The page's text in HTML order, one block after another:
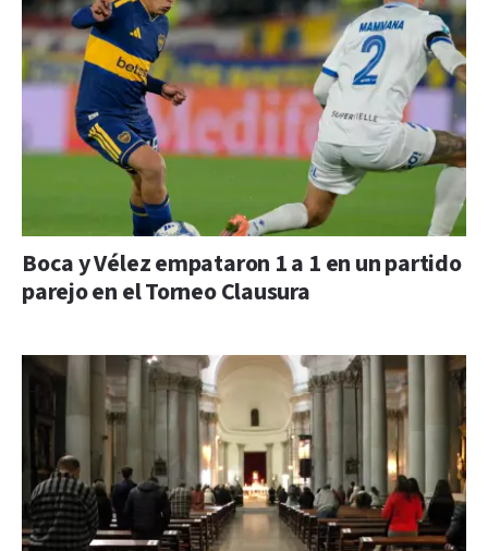
Boca y Vélez empataron 1 a 1 en un partido
parejo en el Torneo Clausura